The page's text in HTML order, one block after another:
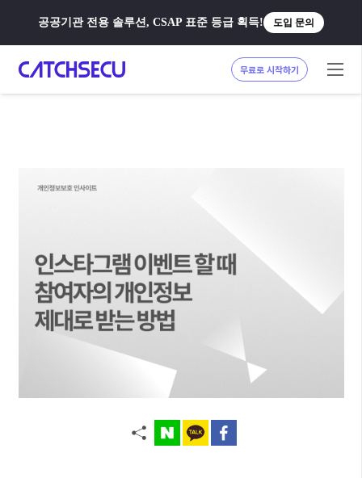
공공기관 전용 솔루션, CSAP 표준 등급 획득! 도입 문의
무료로 시작하기